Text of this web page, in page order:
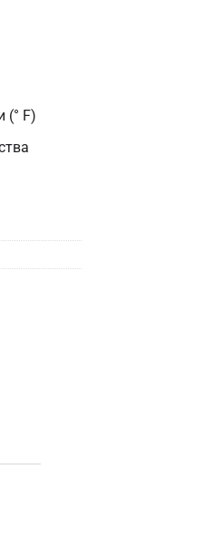
(° F)